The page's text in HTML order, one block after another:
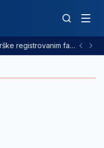
ZDK odobrio 2,38 miliona KM podrške registrovanim farmama goveda